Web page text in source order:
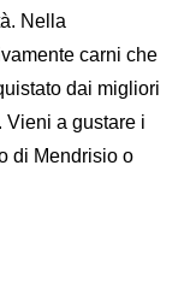
Nell a
carni che
dai migliori
. Vieni a gustare i
di Mendrisio o